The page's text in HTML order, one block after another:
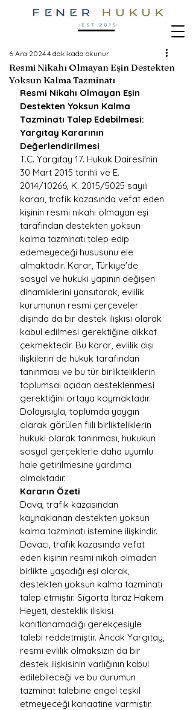
Resmi Nikahı Olmayan Eşin Destekten
Yoksun Kalma Tazminatı
6 Ara 20244 dakikada okunur
Resmi Nikahı Olmayan Eşin
Destekten Yoksun Kalma
Tazminatı Talep Edebilmesi:
Yargıtay Kararının
Değerlendirilmesi
T.C. Yargıtay 17. Hukuk Dairesi'nin
30 Mart 2015 tarihli ve E.
2014/10266, K. 2015/5025 sayılı
kararı, trafik kazasında vefat eden
kişinin resmi nikahı olmayan eşi
tarafından destekten yoksun
kalma tazminatı talep edip
edemeyeceği hususunu ele
almaktadır. Karar, Türkiye'de
sosyal ve hukuki yapının değişen
dinamiklerini yansıtarak, evlilik
kurumunun resmi çerçeveler
dışında da bir destek ilişkisi olarak
kabul edilmesi gerektiğine dikkat
çekmektedir. Bu karar, evlilik dışı
ilişkilerin de hukuk tarafından
tanınması ve bu tür birlikteliklerin
toplumsal açıdan desteklenmesi
gerektiğini ortaya koymaktadır.
Dolayısıyla, toplumda yaygın
olarak görülen fiili birlikteliklerin
hukuki olarak tanınması, hukukun
sosyal gerçeklerle daha uyumlu
hale getirilmesine yardımcı
olmaktadır.
Kararın Özeti
Dava, trafik kazasından
kaynaklanan destekten yoksun
kalma tazminatı istemine ilişkindir.
Davacı, trafik kazasında vefat
eden kişinin resmi nikah olmadan
birlikte yaşadığı eşi olarak,
destekten yoksun kalma tazminatı
talep etmiştir. Sigorta İtiraz Hakem
Heyeti, desteklik ilişkisi
kanıtlanamadığı gerekçesiyle
talebi reddetmiştir. Ancak Yargıtay,
resmi evlilik olmaksızın da bir
destek ilişkisinin varlığının kabul
edilebileceği ve bu durumun
tazminat talebine engel teşkil
etmeyeceği kanaatine varmıştır.